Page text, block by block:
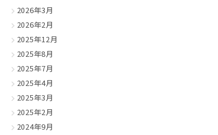
2026年3月
2026年2月
2025年12月
2025年8月
2025年7月
2025年4月
2025年3月
2025年2月
2024年9月